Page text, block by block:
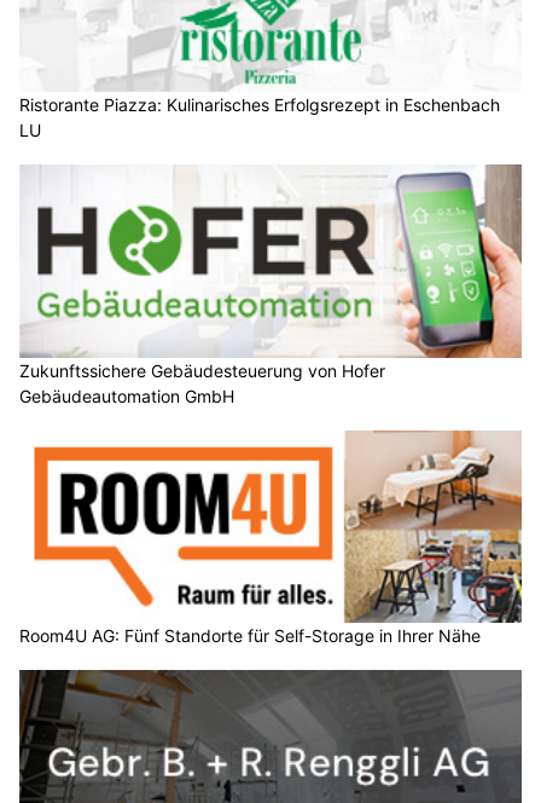
Ristorante Piazza: Kulinarisches Erfolgsrezept in Eschenbach
LU
Zukunftssichere Gebäudesteuerung von Hofer
Gebäudeautomation GmbH
Room4U AG: Fünf Standorte für Self-Storage in Ihrer Nähe